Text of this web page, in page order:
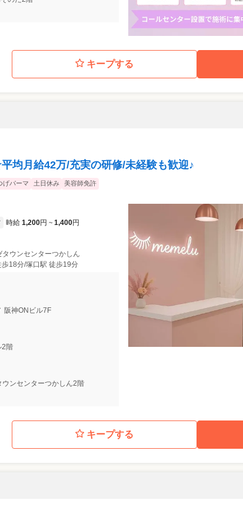
キープする
均月給42万/充実の研修/未経験も歓迎♪
げパーマ 土日休み 美容師免許
時給 1,200円 ~ 1,400円
ウンセンターつかしん
18分/塚口駅 徒歩19分
阪神ONビル7F
2階
ンセンターつかしん2階
キープする